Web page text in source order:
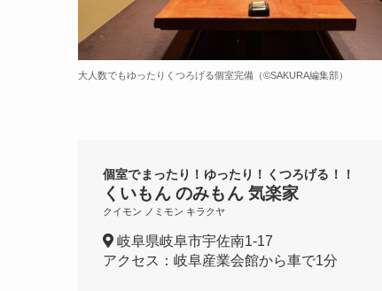
大人数でもゆったりくつろげる個室完備（©️SAKURA編集部）
個室でまったり！ゆったり！くつろげる！！
くいもん のみもん 気楽家
クイモン ノミモン キラクヤ
岐阜県岐阜市宇佐南1-17
アクセス：岐阜産業会館から車で1分